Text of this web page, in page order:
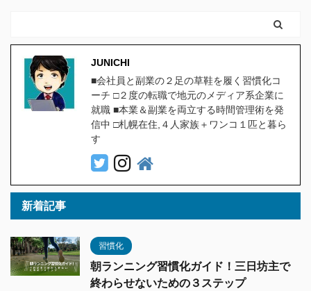
JUNICHI
■会社員と副業の２足の草鞋を履く習慣化コ
ーチ □２度の転職で地元のメディア系企業に
就職 ■本業＆副業を両立する時間管理術を発
信中 □札幌在住,４人家族＋ワンコ１匹と暮ら
す
新着記事
習慣化
朝ランニング習慣化ガイド！三日坊主で
終わらせないための３ステップ